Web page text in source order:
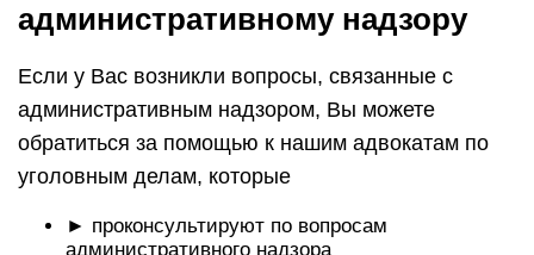
административному надзору
Если у Вас возникли вопросы, связанные с
административным надзором, Вы можете
обратиться за помощью к нашим адвокатам по
уголовным делам, которые
► проконсультируют по вопросам
административного надзора